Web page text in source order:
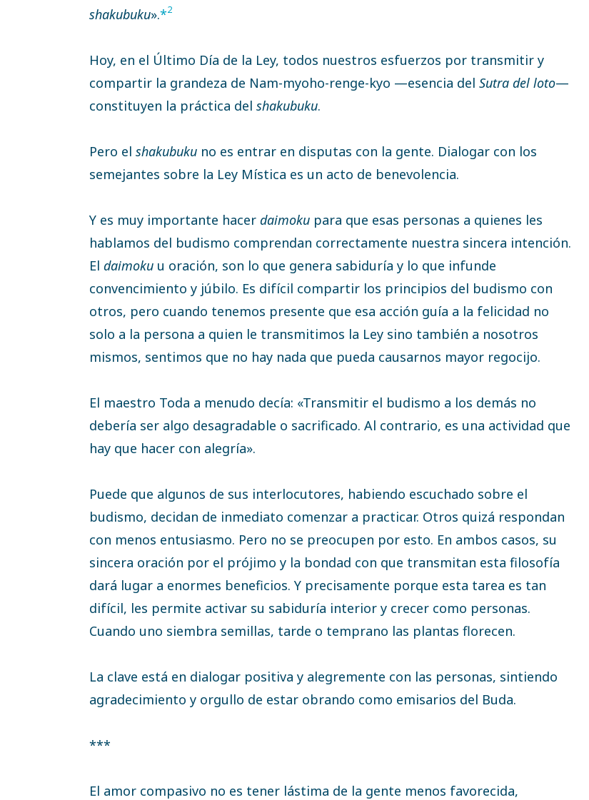
shakubuku».*2
Hoy, en el Último Día de la Ley, todos nuestros esfuerzos por transmitir y
compartir la grandeza de Nam-myoho-renge-kyo —esencia del Sutra del loto—
constituyen la práctica del shakubuku.
Pero el shakubuku no es entrar en disputas con la gente. Dialogar con los
semejantes sobre la Ley Mística es un acto de benevolencia.
Y es muy importante hacer daimoku para que esas personas a quienes les
hablamos del budismo comprendan correctamente nuestra sincera intención.
El daimoku u oración, son lo que genera sabiduría y lo que infunde
convencimiento y júbilo. Es difícil compartir los principios del budismo con
otros, pero cuando tenemos presente que esa acción guía a la felicidad no
solo a la persona a quien le transmitimos la Ley sino también a nosotros
mismos, sentimos que no hay nada que pueda causarnos mayor regocijo.
El maestro Toda a menudo decía: «Transmitir el budismo a los demás no
debería ser algo desagradable o sacrificado. Al contrario, es una actividad que
hay que hacer con alegría».
Puede que algunos de sus interlocutores, habiendo escuchado sobre el
budismo, decidan de inmediato comenzar a practicar. Otros quizá respondan
con menos entusiasmo. Pero no se preocupen por esto. En ambos casos, su
sincera oración por el prójimo y la bondad con que transmitan esta filosofía
dará lugar a enormes beneficios. Y precisamente porque esta tarea es tan
difícil, les permite activar su sabiduría interior y crecer como personas.
Cuando uno siembra semillas, tarde o temprano las plantas florecen.
La clave está en dialogar positiva y alegremente con las personas, sintiendo
agradecimiento y orgullo de estar obrando como emisarios del Buda.
***
El amor compasivo no es tener lástima de la gente menos favorecida,